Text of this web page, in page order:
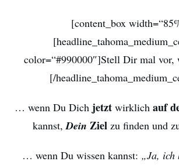
[content_box
color=“#990000″]Stell Dir mal
[/
… wenn Du Dich jetztwirklich auf
kannst, Dein Ziel zu finden und
… wenn Du wissen kannst: „Ja, ich